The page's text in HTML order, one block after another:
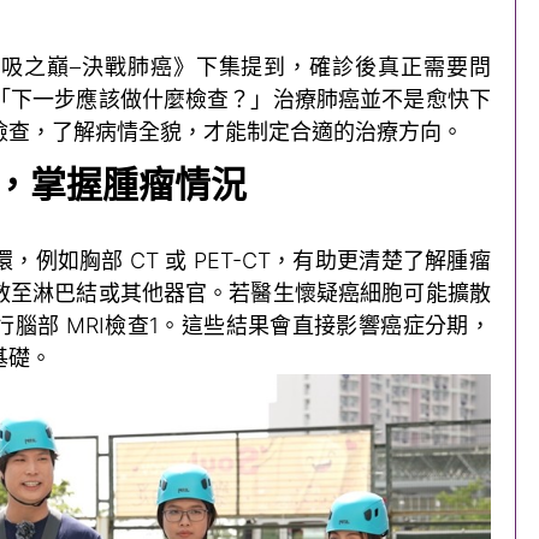
之巔–決戰肺癌》下集提到，確診後真正需要問
一步應該做什麼檢查？」治療肺癌並不是愈快下
，了解病情全貌，才能制定合適的治療方向。
掌握腫瘤情況
，例如胸部 CT 或 PET-CT，有助更清楚了解腫瘤
淋巴結或其他器官。若醫生懷疑癌細胞可能擴散
腦部 MRI檢查1 。這些結果會直接影響癌症分期，
。